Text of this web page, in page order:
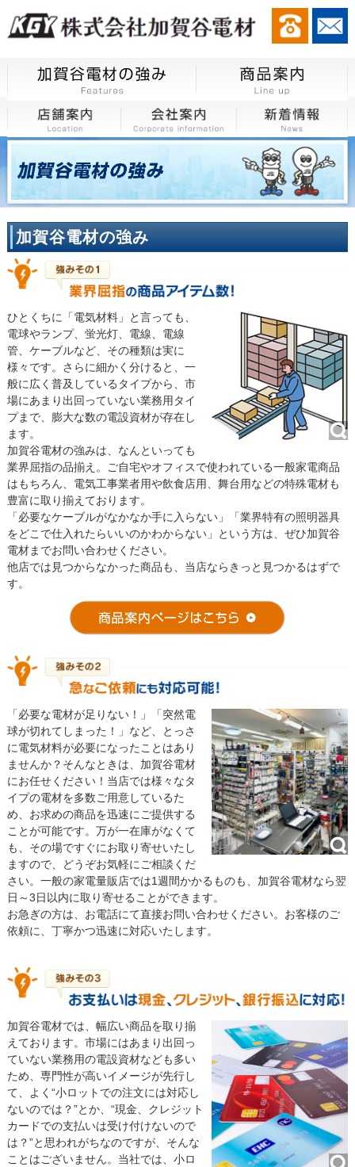
加賀谷電材の強み
ひとくちに「電気材料」と言っても、
電球やランプ、蛍光灯、電線、電線
管、ケーブルなど、その種類は実に
様々です。さらに細かく分けると、一
般に広く普及しているタイプから、市
場にあまり出回っていない業務用タイ
プまで、膨大な数の電設資材が存在し
ます。
加賀谷電材の強みは、なんといっても
業界屈指の品揃え。ご自宅やオフィスで使われている一般家電商品
はもちろん、電気工事業者用や飲食店用、舞台用などの特殊電材も
豊富に取り揃えております。
「必要なケーブルがなかなか手に入らない」「業界特有の照明器具
をどこで仕入れたらいいのかわからない」という方は、ぜひ加賀谷
電材までお問い合わせください。
他店では見つからなかった商品も、当店ならきっと見つかるはずで
す。
「必要な電材が足りない！」「突然電
球が切れてしまった！」など、とっさ
に電気材料が必要になったことはあり
ませんか？そんなときは、加賀谷電材
にお任せください！当店では様々なタ
イプの電材を多数ご用意しているた
め、お求めの商品を迅速にご提供する
ことが可能です。万が一在庫がなくて
も、その場ですぐにお取り寄せいたし
ますので、どうぞお気軽にご相談くだ
さい。一般の家電量販店では1週間かかるものも、加賀谷電材なら翌
日～3日以内に取り寄せることができます。
お急ぎの方は、お電話にて直接お問い合わせください。お客様のご
依頼に、丁寧かつ迅速に対応いたします。
加賀谷電材では、幅広い商品を取り揃
えております。市場にはあまり出回っ
ていない業務用の電設資材なども多い
ため、専門性が高いイメージが先行し
て、よく“小ロットでの注文には対応し
ないのでは？”とか、“現金、クレジット
カードでの支払いは受け付けないので
は？”と思われがちなのですが、そんな
ことはございません。当社では、小ロ